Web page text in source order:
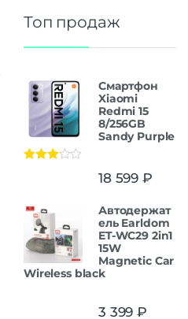
Топ продаж
Смартфон
Xiaomi
Redmi 15
8/256GB
Sandy Purple
18 599 ₽
Автодержат
ель Earldom
ET-WC29 2in1
15W
Magnetic Car
Wireless black
3 399 ₽